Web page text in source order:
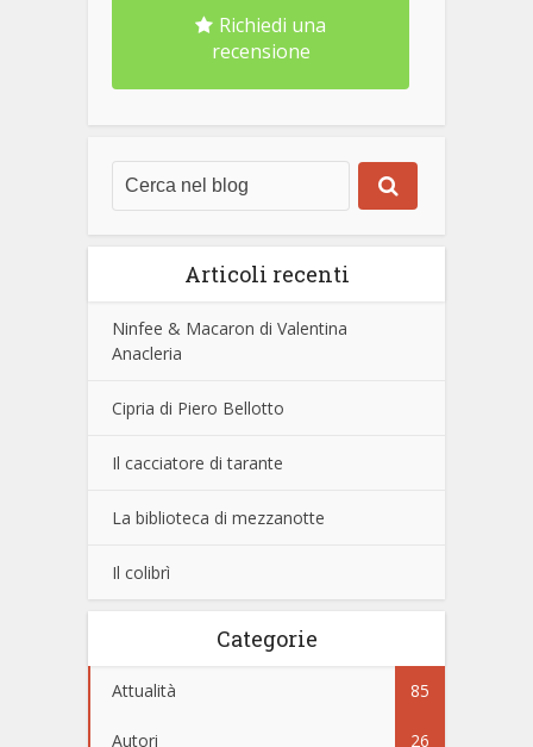
Richiedi una
recensione
Articoli recenti
Ninfee & Macaron di Valentina
Anacleria
Cipria di Piero Bellotto
Il cacciatore di tarante
La biblioteca di mezzanotte
Il colibrì
Categorie
Attualità 85
Autori 26